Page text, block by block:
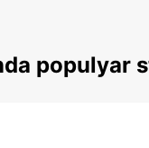
populyar